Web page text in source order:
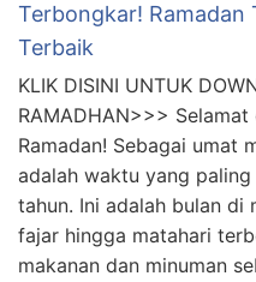
Terbongkar! Ramadan
Terbaik
KLIK DISINI UNTUK
RAMADHAN>>>
Ramadan! Sebagai umat
adalah waktu yang
tahun. Ini adalah bulan di
fajar hingga matahari
makanan dan minuman